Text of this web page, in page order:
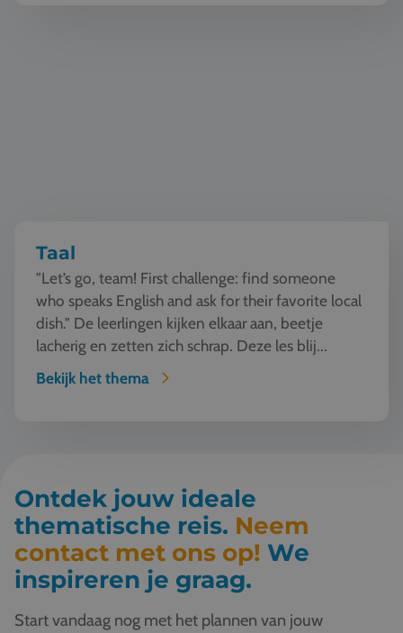
Taal
"Let’s go, team! First challenge: find someone
who speaks English and ask for their favorite local
dish." De leerlingen kijken elkaar aan, beetje
lacherig en zetten zich schrap. Deze les blij...
Bekijk het thema
Ontdek jouw ideale
thematische reis. Neem
contact met ons op! We
inspireren je graag.
Start vandaag nog met het plannen van jouw